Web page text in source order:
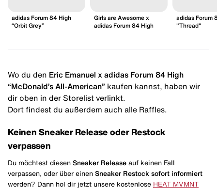
adidas Forum 84 High
“Orbit Grey”
Girls are Awesome x
adidas Forum 84 High
adidas Forum
"Thread"
Wo du den Eric Emanuel x adidas Forum 84 High
“McDonald’s All-American” kaufen kannst, haben wir
dir oben in der Storelist verlinkt.
Dort findest du außerdem auch alle Raffles.
Keinen Sneaker Release oder Restock
verpassen
Du möchtest diesen Sneaker Release auf keinen Fall
verpassen, oder über einen Sneaker Restock sofort informiert
werden? Dann hol dir jetzt unsere kostenlose HEAT MVMNT